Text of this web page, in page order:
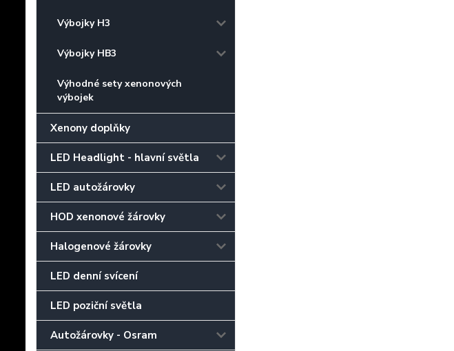
Výbojky H3
Výbojky HB3
Výhodné sety xenonových
výbojek
Xenony doplňky
LED Headlight - hlavní světla
LED autožárovky
HOD xenonové žárovky
Halogenové žárovky
LED denní svícení
LED poziční světla
Autožárovky - Osram